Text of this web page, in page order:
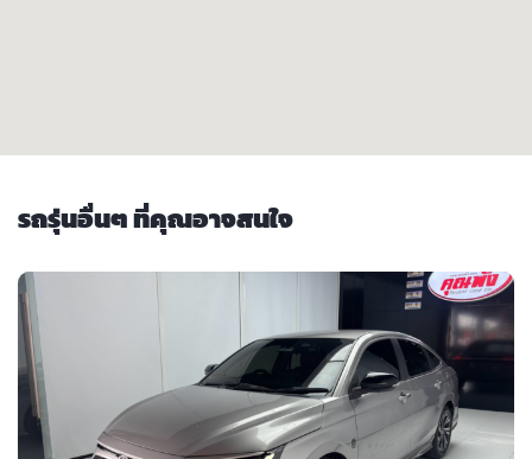
รถรุ่นอื่นๆ ที่คุณอาจสนใจ